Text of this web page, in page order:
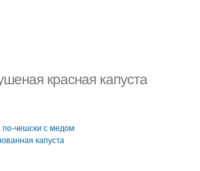
красная капуста
по-чешски с медом
капуста